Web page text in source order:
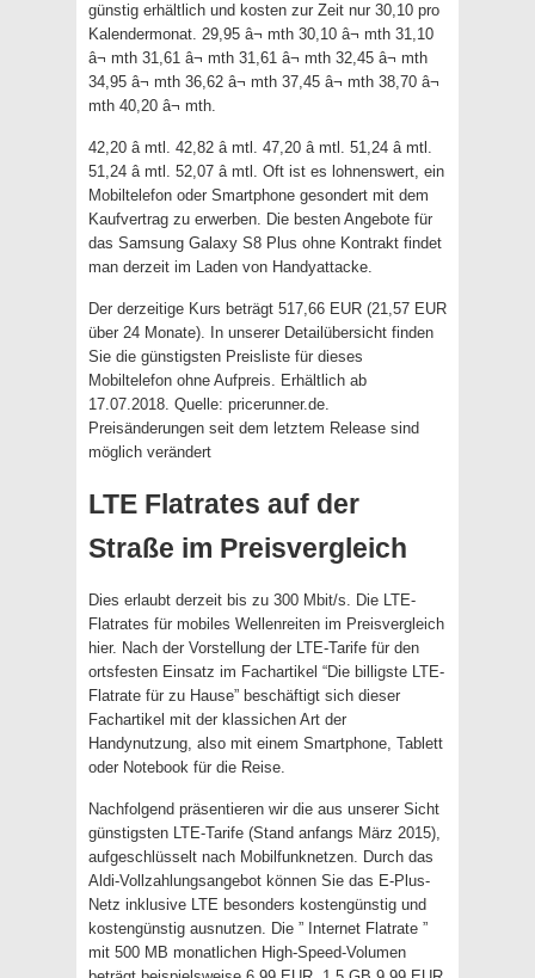
günstig erhältlich und kosten zur Zeit nur 30,10 pro
Kalendermonat. 29,95 â¬ mth 30,10 â¬ mth 31,10
â¬ mth 31,61 â¬ mth 31,61 â¬ mth 32,45 â¬ mth
34,95 â¬ mth 36,62 â¬ mth 37,45 â¬ mth 38,70 â¬
mth 40,20 â¬ mth.
42,20 â mtl. 42,82 â mtl. 47,20 â mtl. 51,24 â mtl.
51,24 â mtl. 52,07 â mtl. Oft ist es lohnenswert, ein
Mobiltelefon oder Smartphone gesondert mit dem
Kaufvertrag zu erwerben. Die besten Angebote für
das Samsung Galaxy S8 Plus ohne Kontrakt findet
man derzeit im Laden von Handyattacke.
Der derzeitige Kurs beträgt 517,66 EUR (21,57 EUR
über 24 Monate). In unserer Detailübersicht finden
Sie die günstigsten Preisliste für dieses
Mobiltelefon ohne Aufpreis. Erhältlich ab
17.07.2018. Quelle: pricerunner.de.
Preisänderungen seit dem letztem Release sind
möglich verändert
LTE Flatrates auf der
Straße im Preisvergleich
Dies erlaubt derzeit bis zu 300 Mbit/s. Die LTE-
Flatrates für mobiles Wellenreiten im Preisvergleich
hier. Nach der Vorstellung der LTE-Tarife für den
ortsfesten Einsatz im Fachartikel “Die billigste LTE-
Flatrate für zu Hause” beschäftigt sich dieser
Fachartikel mit der klassichen Art der
Handynutzung, also mit einem Smartphone, Tablett
oder Notebook für die Reise.
Nachfolgend präsentieren wir die aus unserer Sicht
günstigsten LTE-Tarife (Stand anfangs März 2015),
aufgeschlüsselt nach Mobilfunknetzen. Durch das
Aldi-Vollzahlungsangebot können Sie das E-Plus-
Netz inklusive LTE besonders kostengünstig und
kostengünstig ausnutzen. Die ” Internet Flatrate ”
mit 500 MB monatlichen High-Speed-Volumen